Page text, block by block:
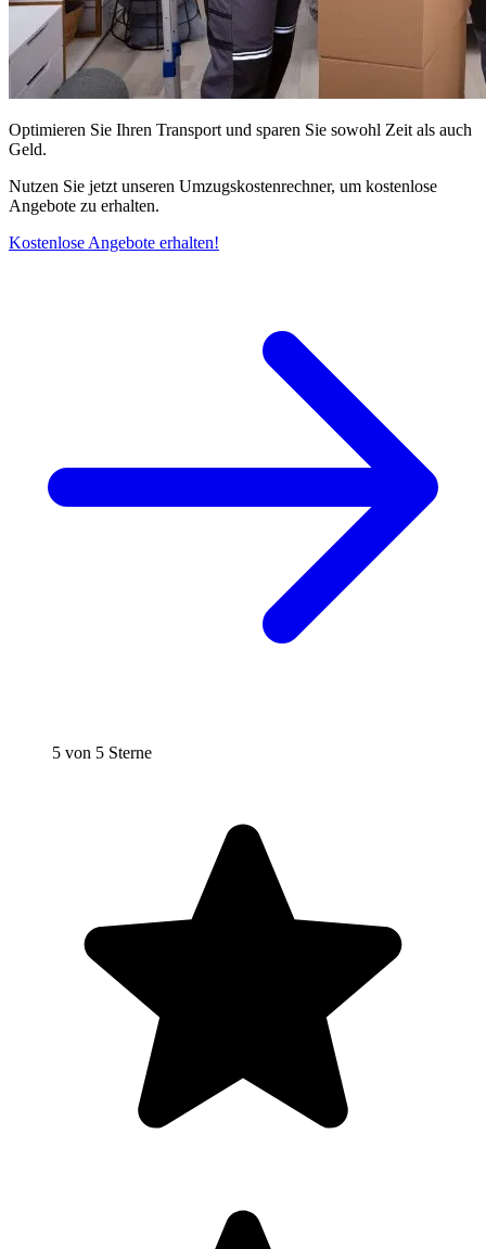
Optimieren Sie Ihren Transport und sparen Sie sowohl Zeit als auch
Geld.
Nutzen Sie jetzt unseren Umzugskostenrechner, um kostenlose
Angebote zu erhalten.
Kostenlose Angebote erhalten!
5 von 5 Sterne